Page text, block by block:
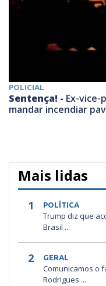
POLICIAL
Sentença! - Ex-
mandar incendiar
Mais lidas
1 POLÍTICA
Trump diz que
Brasil ...
2 GERAL
Comunicamos o
Rodrigues ...